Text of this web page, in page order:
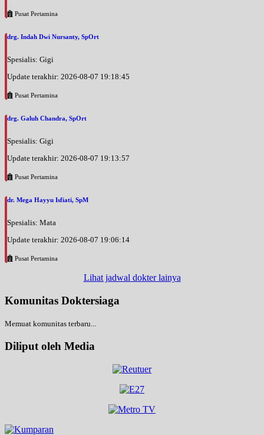
Pusat Pertamina
drg. Indah Dwi Nursanty, SpOrt
Spesialis: Gigi
Update terakhir: 2026-08-07 19:18:45
Pusat Pertamina
drg. Galuh Chandra, SpOrt
Spesialis: Gigi
Update terakhir: 2026-08-07 19:13:57
Pusat Pertamina
dr. Mega Hayyu Isfiati, SpM
Spesialis: Mata
Update terakhir: 2026-08-07 19:06:14
Pusat Pertamina
Lihat jadwal dokter lainya
Komunitas Doktersiaga
Memuat komunitas terbaru...
Diliput oleh Media